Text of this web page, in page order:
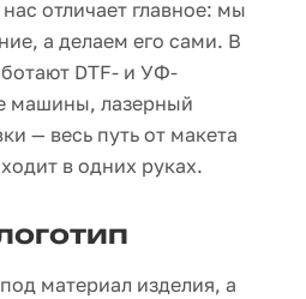
отличает главное: мы
а делаем его сами. В
DTF- и УФ-
машины, лазерный
— весь путь от макета
в одних руках.
материал изделия, а